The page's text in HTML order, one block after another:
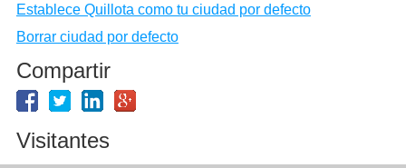
Establece Quillota como tu ciudad por defecto
Borrar ciudad por defecto
Compartir
Visitantes